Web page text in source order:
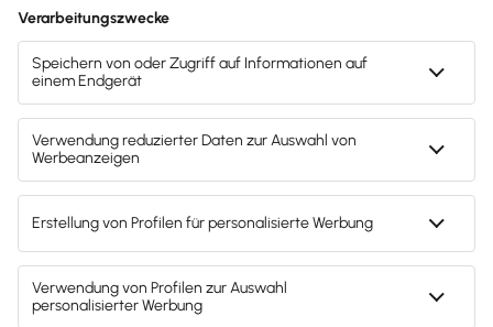
Mitarbeiter & Gehalt
Personalakten digitalisieren: Das musst du
Die gewohnte Personalakte in Papierform wird in
vielen Unternehmen durch die digitale Personalakte
ersetzt. Der große Vorteil: W…